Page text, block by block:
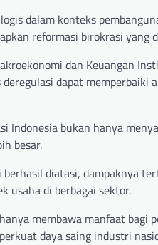
dalam konteks
reformasi birokrasi yang
dan Keuangan
dapat
Indonesia bukan hanya
besar.
diatasi, dampaknya
usaha di berbagai sektor.
membawa manfaat bagi
daya saing industri